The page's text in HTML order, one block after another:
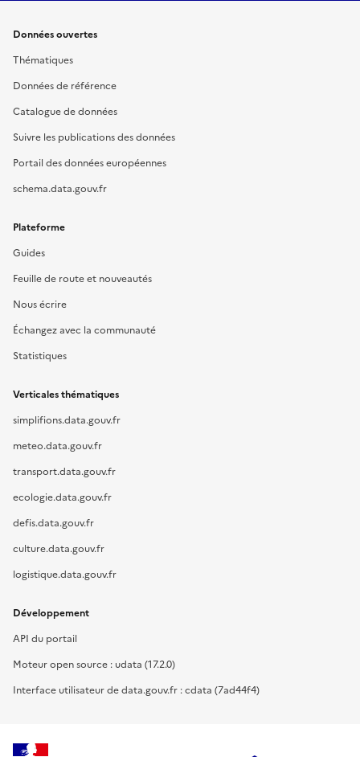
Données ouvertes
Thématiques
Données de référence
Catalogue de données
Suivre les publications des données
Portail des données européennes
schema.data.gouv.fr
Plateforme
Guides
Feuille de route et nouveautés
Nous écrire
Échangez avec la communauté
Statistiques
Verticales thématiques
simplifions.data.gouv.fr
meteo.data.gouv.fr
transport.data.gouv.fr
ecologie.data.gouv.fr
defis.data.gouv.fr
culture.data.gouv.fr
logistique.data.gouv.fr
Développement
API du portail
Moteur open source : udata (17.2.0)
Interface utilisateur de data.gouv.fr : cdata (7ad44f4)